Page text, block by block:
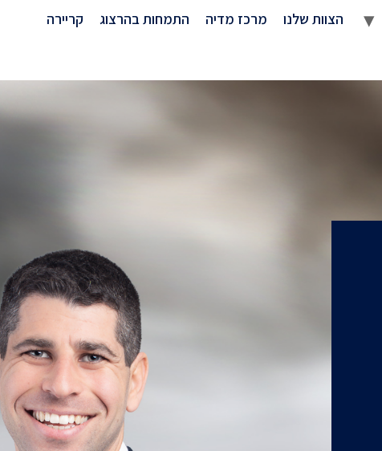
הצוות שלנו מרכז מדיה התמחות בהרצוג קריירה